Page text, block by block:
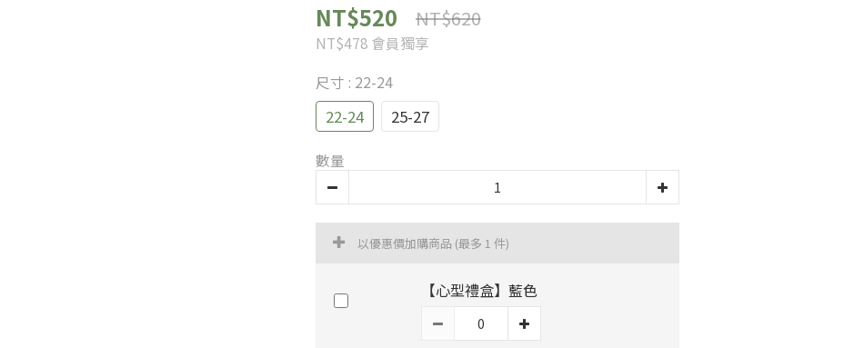
NT$520 NT$620
NT$478 會員獨享
尺寸 : 22-24
22-24 25-27
數量
以優惠價加購商品 (最多 1 件)
【心型禮盒】藍色